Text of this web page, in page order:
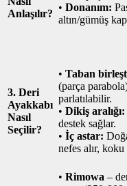
Anlaşılır?
• Donanım:
altın/gümüş
3. Deri
Ayakkabı
Nasıl
Seçilir?
• Taban
(parça
parlatılabilir.
• Dikiş aralığı:
destek sağlar.
• İç astar:
nefes alır,
• Rimowa –